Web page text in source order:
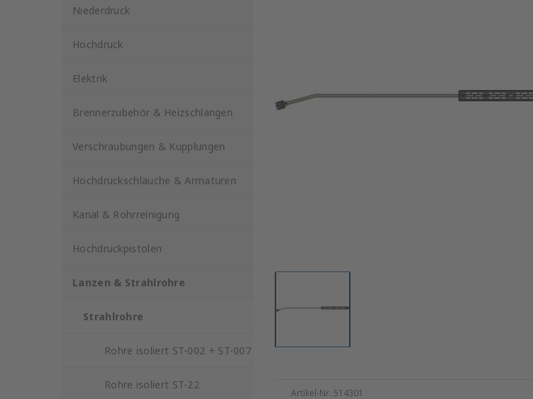
Niederdruck
Hochdruck
Elektrik
Brennerzubehör & Heizschlangen
Verschraubungen & Kupplungen
Hochdruckschläuche & Armaturen
Kanal & Rohrreinigung
Hochdruckpistolen
Lanzen & Strahlrohre
Strahlrohre
Rohre isoliert ST-002 + ST-007
Rohre isoliert ST-22
Artikel-Nr. 514301